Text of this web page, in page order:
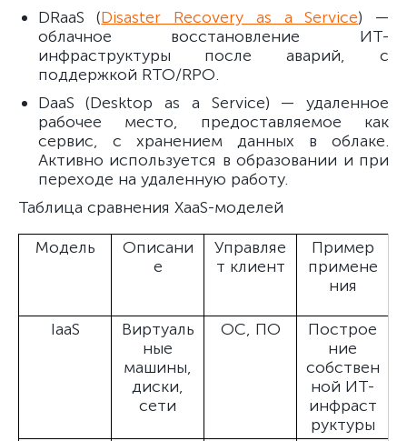
DRaaS (Disaster Recovery as a Service) —
облачное восстановление ИТ-
инфраструктуры после аварий, с
поддержкой RTO/RPO.
DaaS (Desktop as a Service) — удаленное
рабочее место, предоставляемое как
сервис, с хранением данных в облаке.
Активно используется в образовании и при
переходе на удаленную работу.
Таблица сравнения XaaS-моделей
Модель
Описани
е
Управляе
т клиент
Пример
примене
ния
IaaS
Виртуаль
ные
машины,
диски,
сети
ОС, ПО
Построе
ние
собствен
ной ИТ-
инфраст
руктуры